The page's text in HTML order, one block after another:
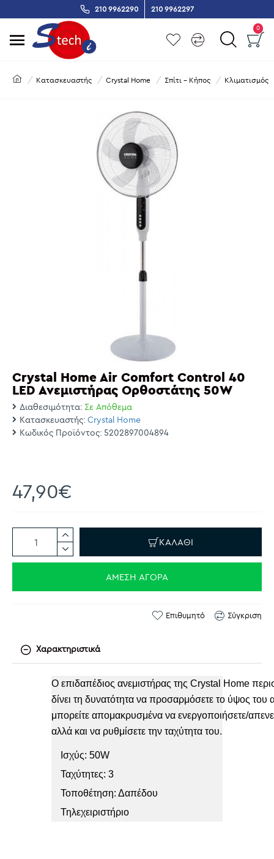
210 9962290 210 9962297
0
Κατασκευαστής Crystal Home Σπίτι - Κήπος Κλιματισμός
Crystal Home Air Comfort Control 40
LED Ανεμιστήρας Ορθοστάτης 50W
Διαθεσιμότητα: Σε Απόθεμα
Κατασκευαστής: Crystal Home
Κωδικός Προϊόντος: 5202897004894
47,90€
ΚΑΛΆΘΙ
ΆΜΕΣΗ ΑΓΟΡΆ
Επιθυμητό Σύγκριση
Χαρακτηριστικά
Ο επιδαπέδιος ανεμιστήρας της Crystal Home
δίνει τη δυνατότητα να προσαρμόσετε το ύψος του
μπορείτε απομακρυσμένα να ενεργοποιήσετε/
αλλά και να ρυθμίσετε την ταχύτητα του.
Ισχύς: 50W
Ταχύτητες: 3
Τοποθέτηση: Δαπέδου
Τηλεχειριστήριο